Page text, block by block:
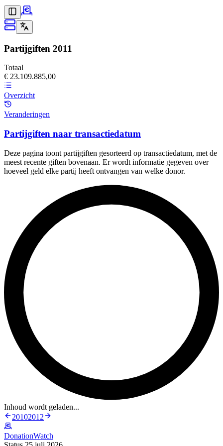
Partijgiften 2011
Totaal
€ 23.109.885,00
Overzicht
Veranderingen
Partijgiften naar transactiedatum
Deze pagina toont partijgiften gesorteerd op transactiedatum, met de
meest recente giften bovenaan. Er wordt informatie gegeven over
hoeveel geld elke partij heeft ontvangen van welke donor.
Inhoud wordt geladen...
20102012
DonationWatch